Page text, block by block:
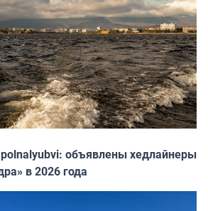
объявлены хедлайнеры
в 2026 года